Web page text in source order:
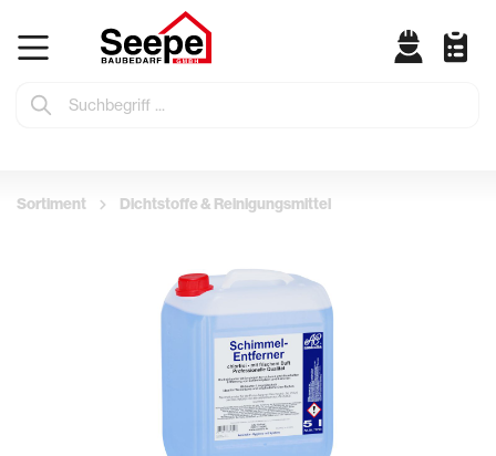
Sortiment Dichtstoffe & Reinigungsmittel